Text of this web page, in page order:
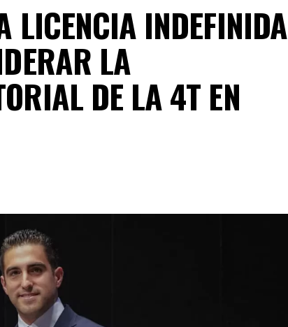
LICENCIA INDEFINIDA
LA
DE LA 4T EN